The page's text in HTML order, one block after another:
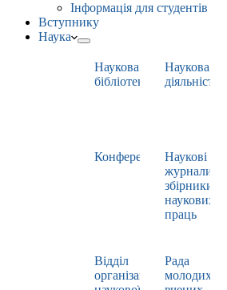
Інформація для студентів
Вступнику
Наука
Наукова
бібліотека
Наукова
діяльність
Конференції
Наукові
журнали,
збірники
наукових
праць
Відділ
організації
Рада
молодих